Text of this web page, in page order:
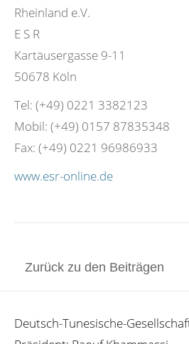
Rheinland e.V.
E S R
Kartäusergasse 9-11
50678 Köln
Tel: (+49) 0221 3382123
Mobil: (+49) 0157 87835348
Fax: (+49) 0221 96986933
www.esr-online.de
Zurück zu den Beiträgen
Deutsch-Tunesische-